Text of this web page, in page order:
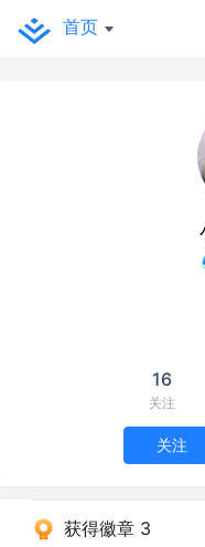
首页
16
关注
关注
获得徽章 3